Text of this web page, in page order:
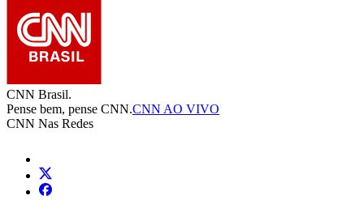
CNN Brasil.
Pense bem, pense CNN.CNN AO VIVO
CNN Nas Redes